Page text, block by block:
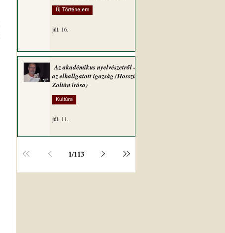
Új Történelem
júl. 16.
Az akadémikus nyelvészetről –
az elhallgatott igazság (Hosszú
Zoltán írása)
Kultúra
júl. 11.
1/113